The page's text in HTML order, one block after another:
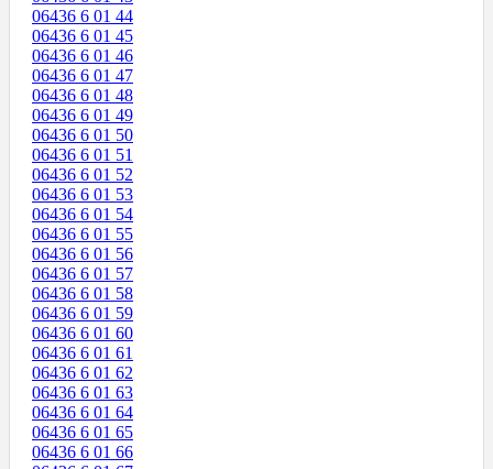
06436 6 01 44
06436 6 01 45
06436 6 01 46
06436 6 01 47
06436 6 01 48
06436 6 01 49
06436 6 01 50
06436 6 01 51
06436 6 01 52
06436 6 01 53
06436 6 01 54
06436 6 01 55
06436 6 01 56
06436 6 01 57
06436 6 01 58
06436 6 01 59
06436 6 01 60
06436 6 01 61
06436 6 01 62
06436 6 01 63
06436 6 01 64
06436 6 01 65
06436 6 01 66